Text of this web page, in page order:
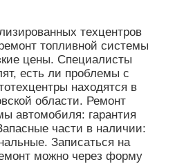
техцентров
топливной системы
цены. Специалисты
есть ли проблемы с
находятся в
области. Ремонт
автомобиля: гарантия
части в наличии:
Записаться на
можно через форму